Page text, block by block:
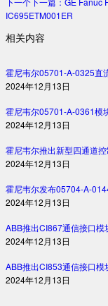
IC695ETM001ER
相关内容
霍尼韦尔05701-A-0325直
2024年12月13日
霍尼韦尔05701-A-0361模
2024年12月13日
霍尼韦尔推出新型四通道
2024年12月13日
霍尼韦尔发布05704-A-
2024年12月13日
ABB推出CI867通信接口模
2024年12月13日
ABB推出CI853通信接口模
2024年12月13日